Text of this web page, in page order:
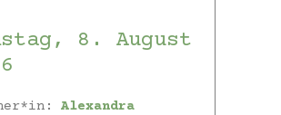
8. August
Alexandra